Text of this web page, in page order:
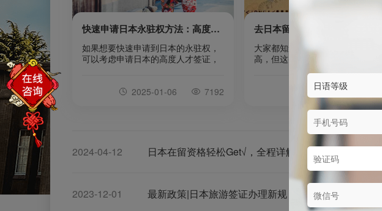
快速申请日本永驻权方法：高度人才签证加分校|日本留学
如果想要快速申请到日本的永驻权，
可以考虑申请日本的高度人才签证，
适用于科学技术领域的人才，也涵盖
就业转换条件以及家庭成员获得工作
许可的可能性增加等。高度人才签证
素进行评分，总分达到70分以上即符
合申请资格；如果得分达到80分，则
2025-01-06 7192
大家都知道日本留学签证的过签率
高，但这并不代表一定不会被拒签
那么如何提高签证通过率呢？咱往
2024-05-17
2024-04-12 日本在留资格轻松Get√，全程详解带你告别拒签烦恼
2023-12-01 最新政策|日本旅游签证办理新规